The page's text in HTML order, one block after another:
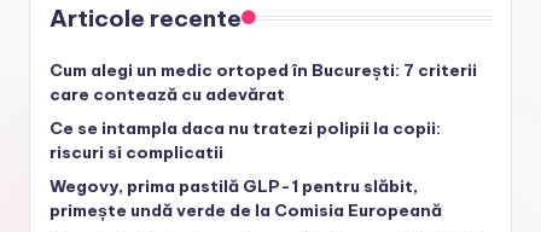
Articole recente
Cum alegi un medic ortoped în București: 7 criterii
care contează cu adevărat
Ce se intampla daca nu tratezi polipii la copii:
riscuri si complicatii
Wegovy, prima pastilă GLP-1 pentru slăbit,
primește undă verde de la Comisia Europeană